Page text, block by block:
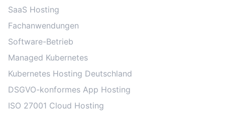
SaaS Hosting
Fachanwendungen
Software-Betrieb
Managed Kubernetes
Kubernetes Hosting Deutschland
DSGVO-konformes App Hosting
ISO 27001 Cloud Hosting